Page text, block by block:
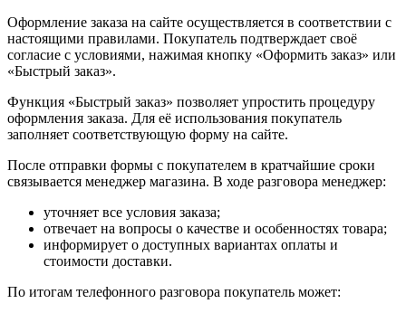
Оформление заказа на сайте осуществляется в соответствии с
настоящими правилами. Покупатель подтверждает своё
согласие с условиями, нажимая кнопку «Оформить заказ» или
«Быстрый заказ».
Функция «Быстрый заказ» позволяет упростить процедуру
оформления заказа. Для её использования покупатель
заполняет соответствующую форму на сайте.
После отправки формы с покупателем в кратчайшие сроки
связывается менеджер магазина. В ходе разговора менеджер:
уточняет все условия заказа;
отвечает на вопросы о качестве и особенностях товара;
информирует о доступных вариантах оплаты и
стоимости доставки.
По итогам телефонного разговора покупатель может: